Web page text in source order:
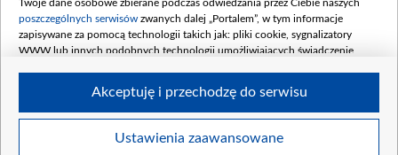
Dofinansowanie 900 000 000,00 PLN
Data podpisania umowy: LUTY 2026 (wpłata
26 lutego 80 mln, 4 marca 370 mln,8
czerwca 90 mln)
Twoje dane osobowe zbierane podczas odwiedzania przez Ciebie naszych
poszczególnych serwisów zwanych dalej „Portalem”, w tym informacje
zapisywane za pomocą technologii takich jak: pliki cookie, sygnalizatory
WWW lub innych podobnych technologii umożliwiających świadczenie
Twoje dane osobowe zbierane podczas odwiedzania przez Ciebie
Ustawienia zaawansowane
Akceptuję i przechodzę do serwisu